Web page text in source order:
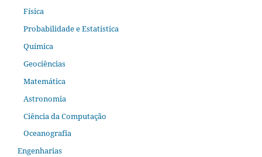
Física
Probabilidade e Estatística
Química
Geociências
Matemática
Astronomia
Ciência da Computação
Oceanografia
Engenharias